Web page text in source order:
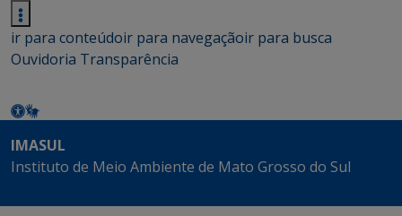
ir para conteúdoir para navegaçãoir para busca
Ouvidoria Transparência
IMASUL
Instituto de Meio Ambiente de Mato Grosso do Sul